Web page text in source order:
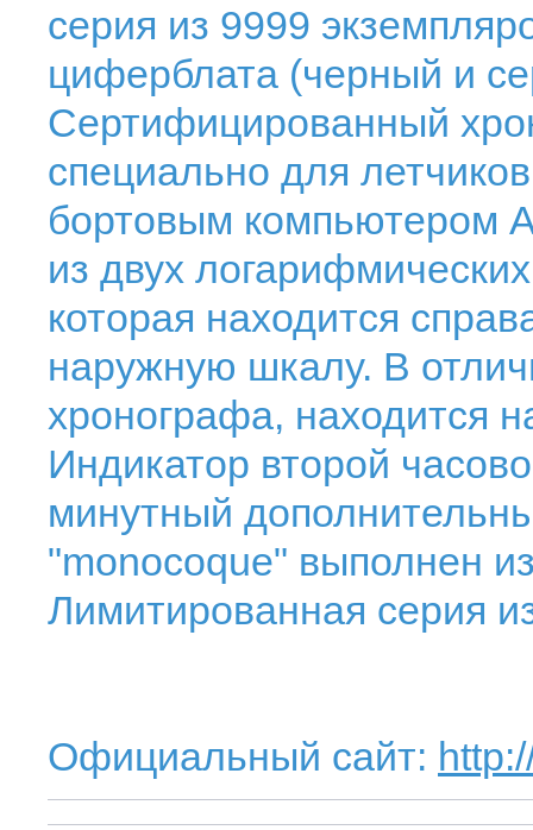
серия из 9999
циферблата (черный и
Сертифицированный
специально для
бортовым компьютером
из двух
которая находится
наружную шкалу. В
хронографа, находится
Индикатор второй
минутный
"monocoque" выполнен
Лимитированная серия
Официальный сайт: